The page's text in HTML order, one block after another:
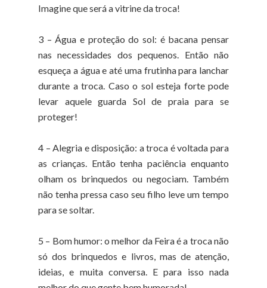
Imagine que será a vitrine da troca!
3 – Água e proteção do sol: é bacana pensar
nas necessidades dos pequenos. Então não
esqueça a água e até uma frutinha para lanchar
durante a troca. Caso o sol esteja forte pode
levar aquele guarda Sol de praia para se
proteger!
4 – Alegria e disposição: a troca é voltada para
as crianças. Então tenha paciência enquanto
olham os brinquedos ou negociam. Também
não tenha pressa caso seu filho leve um tempo
para se soltar.
5 – Bom humor: o melhor da Feira é a troca não
só dos brinquedos e livros, mas de atenção,
ideias, e muita conversa. E para isso nada